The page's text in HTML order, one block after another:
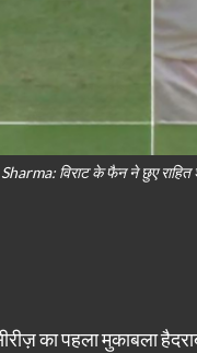
विराट के फैन ने छुए राहित
का पहला मुकाबला